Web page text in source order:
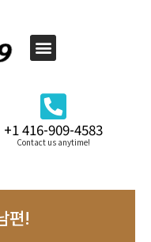
+1 416-909-4583
Contact us anytime!
편!